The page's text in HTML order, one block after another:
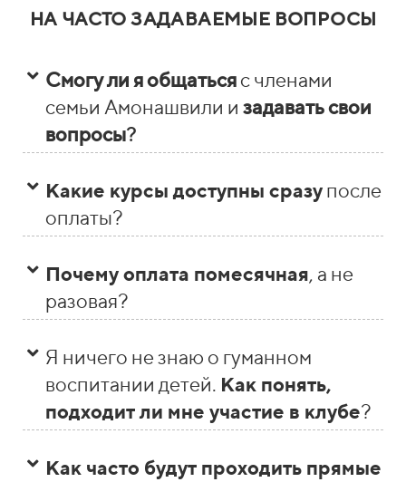
НА ЧАСТО ЗАДАВАЕМЫЕ ВОПРОСЫ
Смогу ли я общатьсяс членами
семьи Амонашвили и задавать свои
вопросы?
Какие курсы доступны сразупосле
оплаты?
Почему оплата помесячная, а не
разовая?
Я ничего не знаю о гуманном
воспитании детей. Как понять,
подходит ли мне участие в клубе?
Как часто будут проходить прямые